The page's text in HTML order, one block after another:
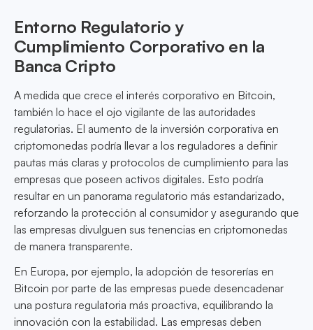
Entorno Regulatorio y
Cumplimiento Corporativo en la
Banca Cripto
A medida que crece el interés corporativo en Bitcoin,
también lo hace el ojo vigilante de las autoridades
regulatorias. El aumento de la inversión corporativa en
criptomonedas podría llevar a los reguladores a definir
pautas más claras y protocolos de cumplimiento para las
empresas que poseen activos digitales. Esto podría
resultar en un panorama regulatorio más estandarizado,
reforzando la protección al consumidor y asegurando que
las empresas divulguen sus tenencias en criptomonedas
de manera transparente.
En Europa, por ejemplo, la adopción de tesorerías en
Bitcoin por parte de las empresas puede desencadenar
una postura regulatoria más proactiva, equilibrando la
innovación con la estabilidad. Las empresas deben